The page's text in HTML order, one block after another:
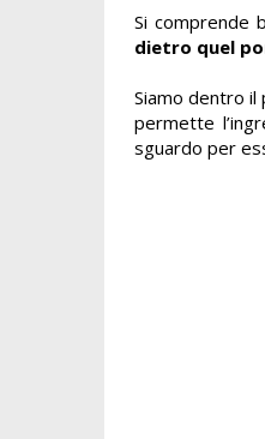
Si comprende
dietro quel
Siamo dentro il
permette
sguardo per